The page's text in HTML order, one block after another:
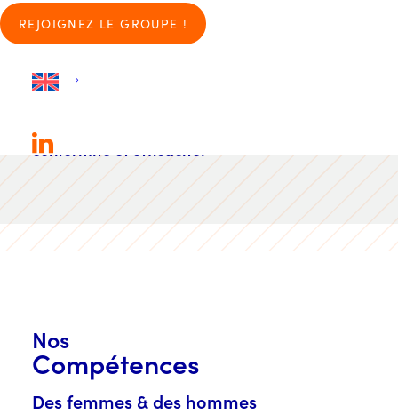
REJOIGNEZ LE GROUPE !
Notre expertise technique dans les métiers
processus, des règles et normes, assurant
conformité et efficacité.
Nos
Compétences
Des femmes & des hommes